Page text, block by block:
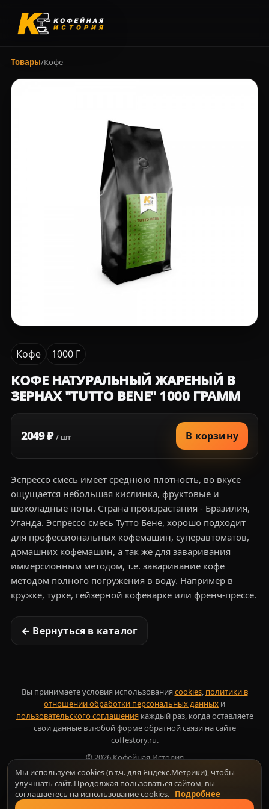
Товары/Кофе
Кофе 1000 Г
КОФЕ НАТУРАЛЬНЫЙ ЖАРЕНЫЙ В
ЗЕРНАХ "TUTTO BENE" 1000 ГРАММ
2049 ₽/ шт В корзину
Эспрессо смесь имеет среднюю плотность, во вкусе
ощущается небольшая кислинка, фруктовые и
шоколадные ноты. Страна произрастания - Бразилия,
Уганда. Эспрессо смесь Тутто Бене, хорошо подходит
для профессиональных кофемашин, суперавтоматов,
домашних кофемашин, а так же для заваривания
иммерсионным методом, т.е. заваривание кофе
методом полного погружения в воду. Например в
кружке, турке, гейзерной кофеварке или френч-прессе.
← Вернуться в каталог
Вы принимаете условия использованияcookies, политики в
отношении обработки персональных данных и
пользовательского соглашениякаждый раз, когда оставляете
свои данные в любой форме обратной связи на сайте
coffestory.ru.
©2026Кофейная История
Мы используем cookies (в т.ч. для Яндекс.Метрики), чтобы
улучшать сайт. Продолжая пользоваться сайтом, вы
соглашаетесь на использование cookies. Подробнее